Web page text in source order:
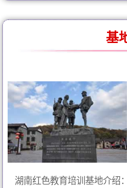
基
湖南红色教育培训基地介绍：